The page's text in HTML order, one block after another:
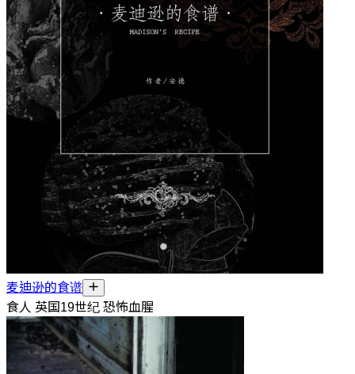
麦迪逊的食谱
食人 英国19世纪 恐怖血腥